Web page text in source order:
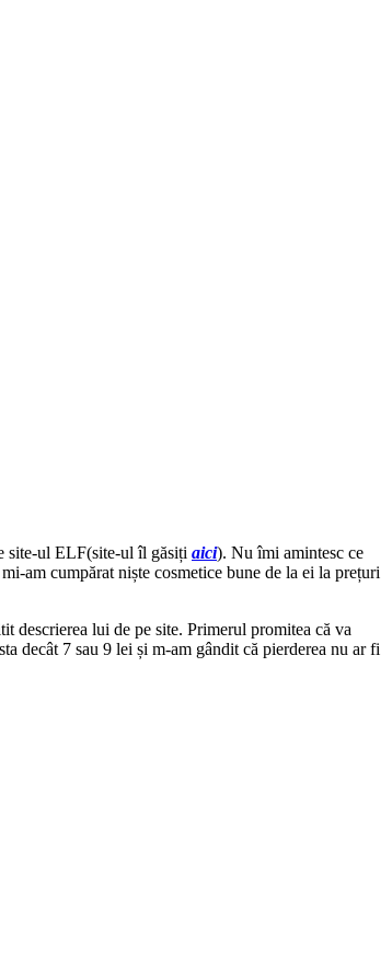
site-ul ELF(site-ul îl găsiți aici). Nu îmi amintesc ce
am cumpărat niște cosmetice bune de la ei la prețuri
descrierea lui de pe site. Primerul promitea că va
decât 7 sau 9 lei și m-am gândit că pierderea nu ar fi